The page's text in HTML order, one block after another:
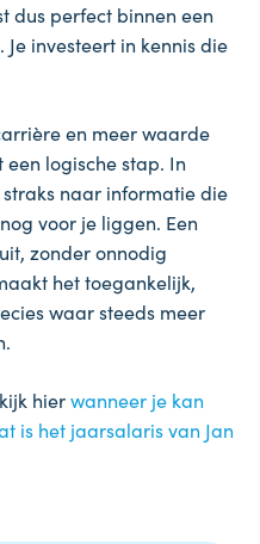
dus perfect binnen een
investeert in kennis die
en meer waarde
logische stap. In
naar informatie die
voor je liggen. Een
zonder onnodig
het toegankelijk,
waar steeds meer
hierwanneer je kan
is het jaarsalaris van Jan